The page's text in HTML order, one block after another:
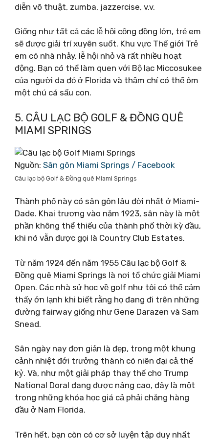
diễn võ thuật, zumba, jazzercise, v.v.
Giống như tất cả các lễ hội cộng đồng lớn, trẻ em
sẽ được giải trí xuyên suốt. Khu vực Thế giới Trẻ
em có nhà nhảy, lễ hội nhỏ và rất nhiều hoạt
động. Bạn có thể làm quen với Bộ lạc Miccosukee
của người da đỏ ở Florida và thậm chí có thể ôm
một chú cá sấu con.
5. CÂU LẠC BỘ GOLF & ĐỒNG QUÊ
MIAMI SPRINGS
Nguồn: Sân gôn Miami Springs / Facebook
Câu lạc bộ Golf & Đồng quê Miami Springs
Thành phố này có sân gôn lâu đời nhất ở Miami-
Dade. Khai trương vào năm 1923, sân này là một
phần không thể thiếu của thành phố thời kỳ đầu,
khi nó vẫn được gọi là Country Club Estates.
Từ năm 1924 đến năm 1955 Câu lạc bộ Golf &
Đồng quê Miami Springs là nơi tổ chức giải Miami
Open. Các nhà sử học về golf như tôi có thể cảm
thấy ớn lạnh khi biết rằng họ đang đi trên những
đường fairway giống như Gene Darazen và Sam
Snead.
Sân ngày nay đơn giản là đẹp, trong một khung
cảnh nhiệt đới trưởng thành có niên đại cả thế
kỷ. Và, như một giải pháp thay thế cho Trump
National Doral đang được nâng cao, đây là một
trong những khóa học giá cả phải chăng hàng
đầu ở Nam Florida.
Trên hết, bạn còn có cơ sở luyện tập duy nhất